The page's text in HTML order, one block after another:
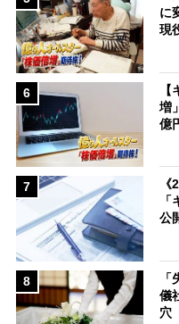
に
現
6
増
億
7
公
8
儀
穴